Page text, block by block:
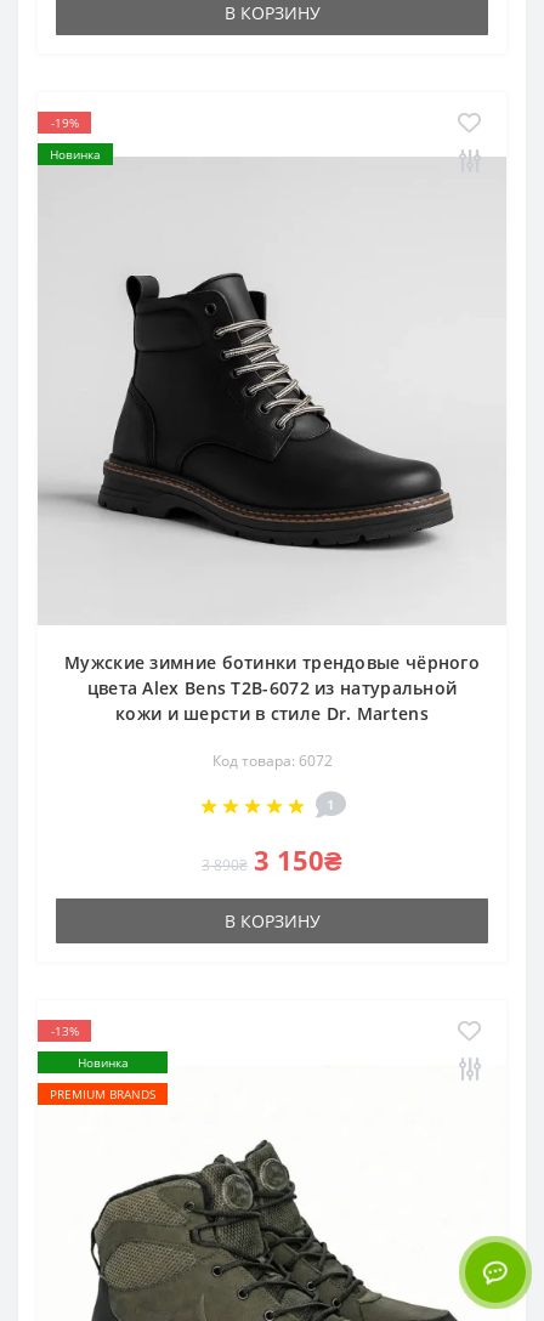
В КОРЗИНУ
-19%
Новинка
Мужские зимние ботинки трендовые чёрного
цвета Alex Bens T2B-6072 из натуральной
кожи и шерсти в стиле Dr. Martens
Код товара: 6072
1
3 890₴ 3 150₴
В КОРЗИНУ
-13%
Новинка
PREMIUM BRANDS